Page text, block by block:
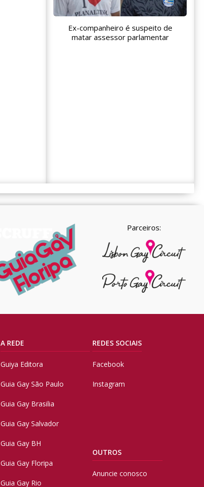
Ex-companheiro é suspeito de
matar assessor parlamentar
Parceiros:
A REDE
Guiya Editora
Guia Gay São Paulo
Guia Gay Brasilia
Guia Gay Salvador
Guia Gay BH
Guia Gay Floripa
Guia Gay Rio
REDES SOCIAIS
Facebook
Instagram
OUTROS
Anuncie conosco